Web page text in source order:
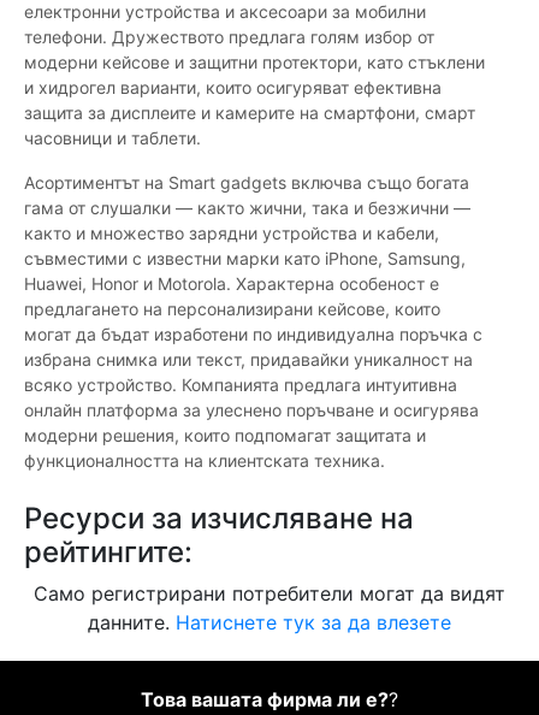
електронни устройства и аксесоари за мобилни
телефони. Дружеството предлага голям избор от
модерни кейсове и защитни протектори, като стъклени
и хидрогел варианти, които осигуряват ефективна
защита за дисплеите и камерите на смартфони, смарт
часовници и таблети.
Асортиментът на Smart gadgets включва също богата
гама от слушалки — както жични, така и безжични —
както и множество зарядни устройства и кабели,
съвместими с известни марки като iPhone, Samsung,
Huawei, Honor и Motorola. Характерна особеност е
предлагането на персонализирани кейсове, които
могат да бъдат изработени по индивидуална поръчка с
избрана снимка или текст, придавайки уникалност на
всяко устройство. Компанията предлага интуитивна
онлайн платформа за улеснено поръчване и осигурява
модерни решения, които подпомагат защитата и
функционалността на клиентската техника.
Ресурси за изчисляване на
рейтингите:
Само регистрирани потребители могат да видят
данните. Натиснете тук за да влезете
Това вашата фирма ли е??